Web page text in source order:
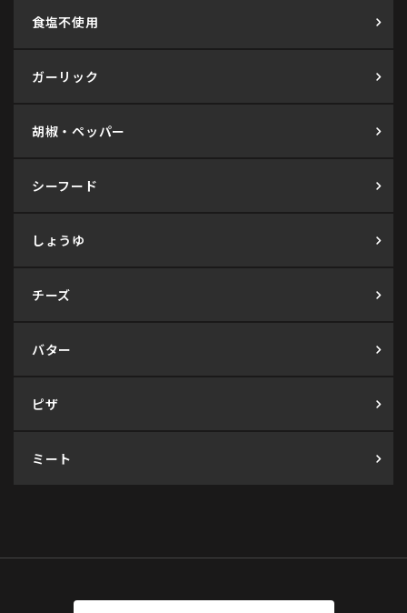
食塩不使用
ガーリック
胡椒・ペッパー
シーフード
しょうゆ
チーズ
バター
ピザ
ミート